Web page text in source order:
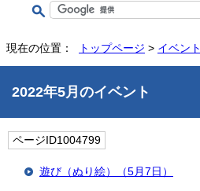
現在の位置： トップページ > イベント
2022年5月のイベント
ページID1004799
遊び（ぬり絵）（5月7日）